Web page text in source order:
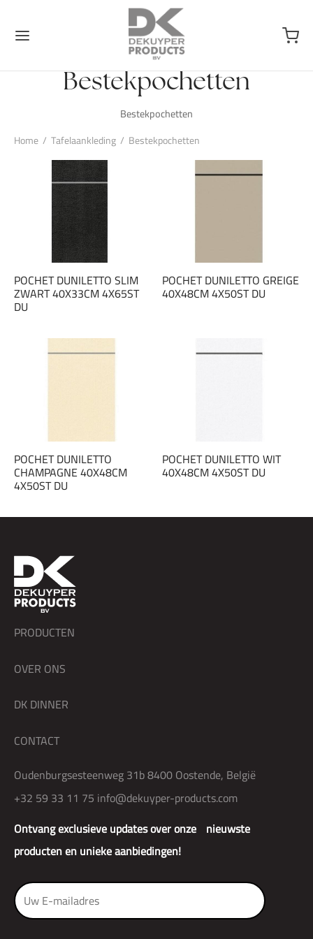
Bestekpochetten
Bestekpochetten
Home / Tafelaankleding / Bestekpochetten
POCHET DUNILETTO SLIM
ZWART 40X33CM 4X65ST
DU
POCHET DUNILETTO GREIGE
40X48CM 4X50ST DU
POCHET DUNILETTO
CHAMPAGNE 40X48CM
4X50ST DU
POCHET DUNILETTO WIT
40X48CM 4X50ST DU
Ontvang exclusieve updates over onze nieuwste
producten en unieke aanbiedingen!
PRODUCTEN
OVER ONS
DK DINNER
CONTACT
Oudenburgsesteenweg 31b 8400 Oostende, België
+32 59 33 11 75 info@dekuyper-products.com